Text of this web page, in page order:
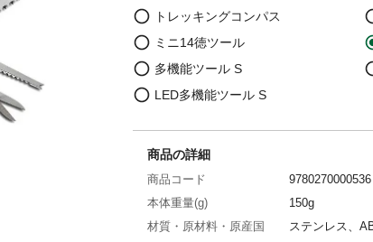
トレッキングコンパス
ミニ14徳ツール
多機能ツール S
LED多機能ツール S
商品の詳細
商品コード
9780270000536
本体重量(g)
150g
材質・原材料・原産国
ステンレス、